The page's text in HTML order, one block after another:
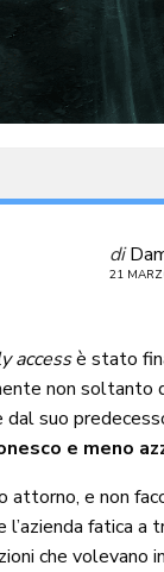
di
21
accessè stato
non soltanto
dal suo
e meno
attorno, e non
l’azienda fatica
che volevano